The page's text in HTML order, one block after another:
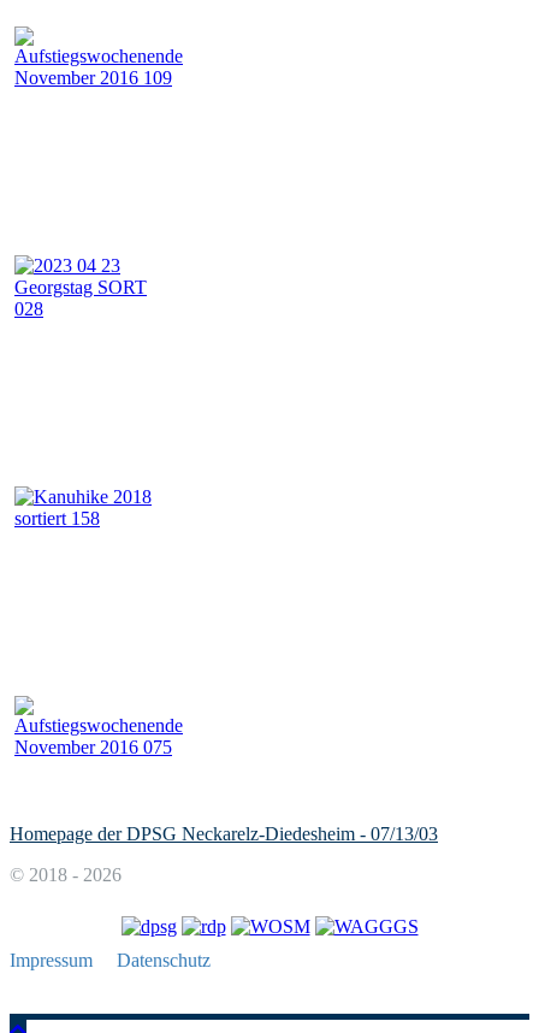
Homepage der DPSG Neckarelz-Diedesheim - 07/13/03
© 2018 - 2026
Impressum Datenschutz